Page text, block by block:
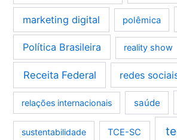
marketing digital polêmica
Política Brasileira reality show
Receita Federal redes
relações internacionais saúde
sustentabilidade TCE-SC